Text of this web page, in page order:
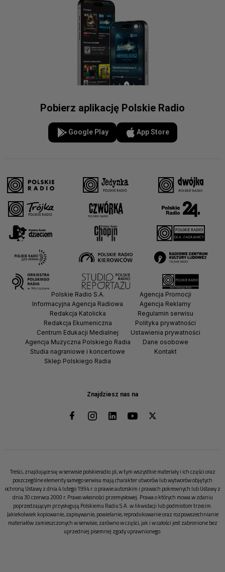
Pobierz aplikację Polskie Radio
Google Play App Store
Znajdziesz nas na
Polskie Radio S.A.
Informacyjna Agencja Radiowa
Redakcja Katolicka
Redakcja Ekumeniczna
Centrum Edukacji Medialnej
Agencja Muzyczna Polskiego Radia
Studia nagraniowe i koncertowe
Sklep Polskiego Radia
Agencja Promocji
Agencja Reklamy
Regulamin serwisu
Polityka prywatności
Ustawienia prywatności
Dane osobowe
Kontakt
Treści, znajdujące się w serwisie polskieradio.pl, w tym wszystkie materiały i ich części oraz
poszczególne elementy samego serwisu mają charakter utworów lub wytworów objętych
ochroną Ustawy z dnia 4 lutego 1994 r. o prawie autorskim i prawach pokrewnych lub Ustawy z
dnia 30 czerwca 2000 r. Prawo własności przemysłowej. Prawa o których mowa w zdaniu
poprzedzającym przysługują Polskiemu Radiu S.A. w likwidacji lub podmiotom trzecim.
Jakiekolwiek kopiowanie, zapisywanie, powielanie, reprodukowanie oraz rozpowszechnianie
materiałów zamieszczonych w serwisie, zarówno w części, jak i w całości jest zabronione bez
uprzedniej pisemnej zgody uprawnionego.